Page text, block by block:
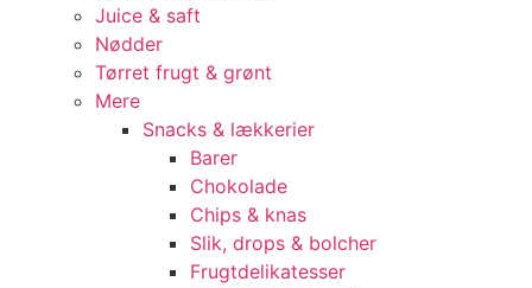
Juice & saft
Nødder
Tørret frugt & grønt
Mere
Snacks & lækkerier
Barer
Chokolade
Chips & knas
Slik, drops & bolcher
Frugtdelikatesser